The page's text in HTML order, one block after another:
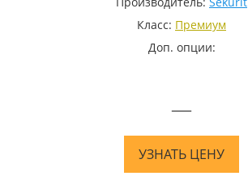
Класс: Премиум
Доп. опции:
—
УЗНАТЬ ЦЕНУ